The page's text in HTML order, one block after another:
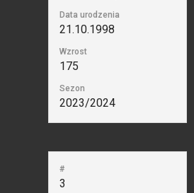
Data urodzenia
21.10.1998
Wzrost
175
Sezon
2023/2024
#
3